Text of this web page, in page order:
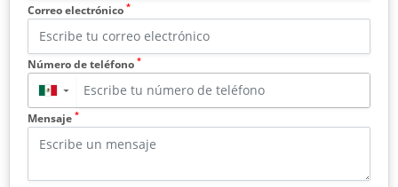
Correo electrónico *
Número de teléfono *
▼
Mensaje *